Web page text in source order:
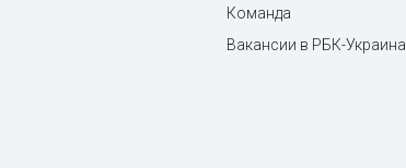
Команда
Вакансии в РБК-Украина